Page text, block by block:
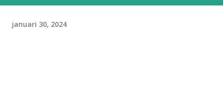
januari 30, 2024